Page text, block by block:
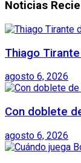
Noticias
Thiago
agosto 6, 2026
Con doblete
agosto 6, 2026